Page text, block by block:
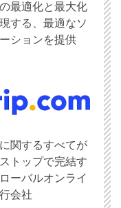
最適化と最大化
する、最適なソ
ションを提供
関するすべてが
トップで完結す
ーバルオンライ
会社